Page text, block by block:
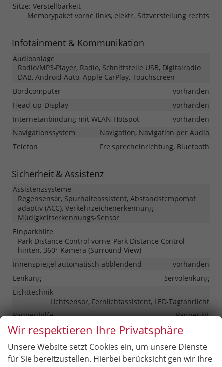
Sitze: Verstellbarkeit
Memorypaket vorne links, elektr. Sitzverstellung rechts
Infotainment & Kommunikation
Audioanlage
Radio/MP3-Player, Radio, Schnittstelle USB, Digitalradio
DAB, Android Auto, Apple CarPlay, Touchscreen
Bordcomputer
vorhanden
Head-up-Display
vorhanden
Internetanbindung mit WLAN-Hotspot
vorhanden
Navigationssystem
Navigation, Navigation per Audio
Telefon
Freisprecheinrichtung, Bluetooth
Sicherheit & Assistenz
Assistenzsysteme
Regensensor, Spurhalteassistent, Abstandstempomat
adaptiv (ACC), Verkehrzeichenerkennung,
Müdigkeitserkennungs-Sensor
Einparkhilfe
Park Distance Control vorne, Park Distance Control
hinten, 360°-Kamera (Surround View)
Innenspiegel automatisch abblendend
vorhanden
Lenkung
Servolenkung
Lichttechnik
Lichtsensor, Fernlichtassistent, LED-Tagfahrlicht
Pannenhilfe
Pannenkit
Start/Stop-Automatik
vorhanden
Zentralverriegelung
Zentralverriegelung mit Funkfernbedienung
Wir respektieren Ihre Privatsphäre
Unsere Website setzt Cookies ein, um unsere Dienste
für Sie bereitzustellen. Hierbei berücksichtigen wir Ihre